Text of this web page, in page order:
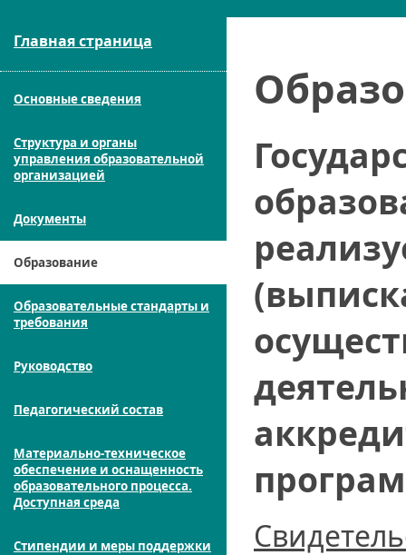
Главная страница
Основные сведения
Структура и органы
управления образовательной
организацией
Документы
Образование
Образовательные стандарты и
требования
Руководство
Педагогический состав
Материально-техническое
обеспечение и оснащенность
образовательного процесса.
Доступная среда
Стипендии и меры поддержки